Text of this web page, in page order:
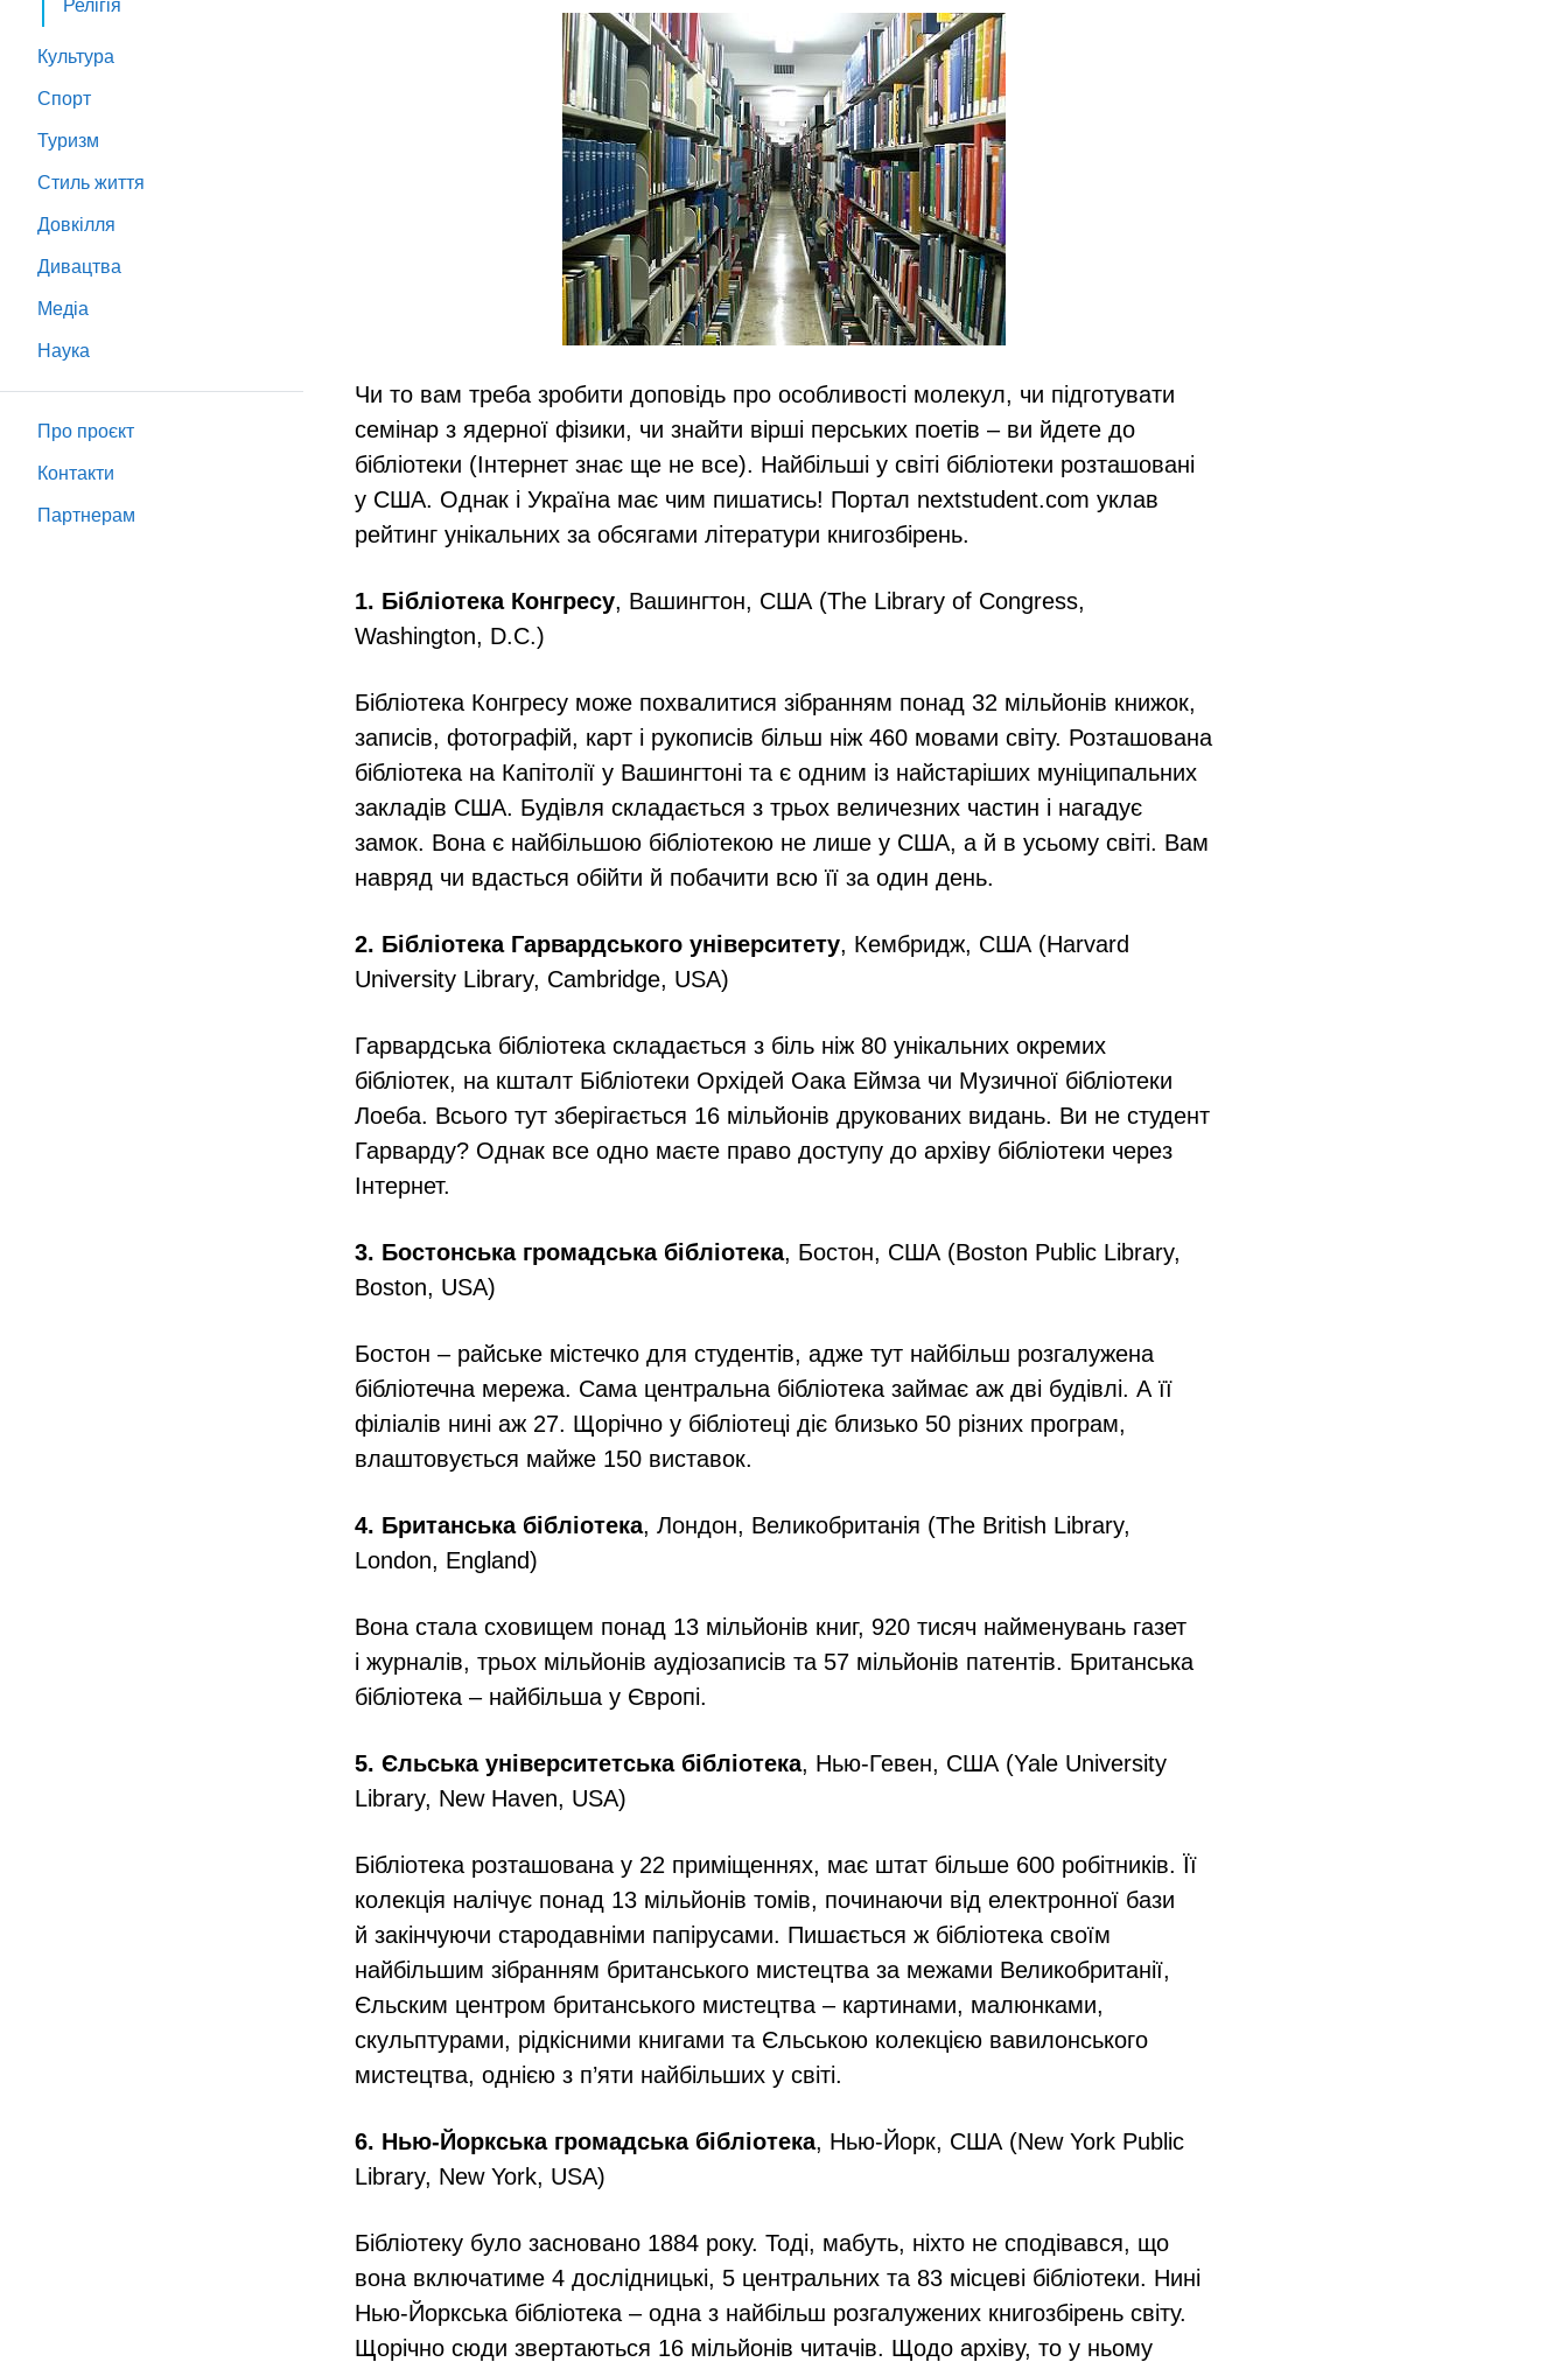
Релігія
Культура
Спорт
Туризм
Стиль життя
Довкілля
Дивацтва
Медіа
Наука
Про проєкт
Контакти
Партнeрам
Чи то вам треба зробити доповідь про особливості молекул, чи підготувати
семінар з ядерної фізики, чи знайти вірші перських поетів – ви йдете до
бібліотеки (Інтернет знає ще не все). Найбільші у світі бібліотеки розташовані
у США. Однак і Україна має чим пишатись! Портал nextstudent.com уклав
рейтинг унікальних за обсягами літератури книгозбірень.
1. Бібліотека Конгресу, Вашингтон, США (The Library of Congress,
Washington, D.C.)
Бібліотека Конгресу може похвалитися зібранням понад 32 мільйонів книжок,
записів, фотографій, карт і рукописів більш ніж 460 мовами світу. Розташована
бібліотека на Капітолії у Вашингтоні та є одним із найстаріших муніципальних
закладів США. Будівля складається з трьох величезних частин і нагадує
замок. Вона є найбільшою бібліотекою не лише у США, а й в усьому світі. Вам
навряд чи вдасться обійти й побачити всю її за один день.
2. Бібліотека Гарвардського університету, Кембридж, США (Harvard
University Library, Cambridge, USA)
Гарвардська бібліотека складається з біль ніж 80 унікальних окремих
бібліотек, на кшталт Бібліотеки Орхідей Оака Еймза чи Музичної бібліотеки
Лоеба. Всього тут зберігається 16 мільйонів друкованих видань. Ви не студент
Гарварду? Однак все одно маєте право доступу до архіву бібліотеки через
Інтернет.
3. Бостонська громадська бібліотека, Бостон, США (Boston Public Library,
Boston, USA)
Бостон – райське містечко для студентів, адже тут найбільш розгалужена
бібліотечна мережа. Сама центральна бібліотека займає аж дві будівлі. А її
філіалів нині аж 27. Щорічно у бібліотеці діє близько 50 різних програм,
влаштовується майже 150 виставок.
4. Британська бібліотека, Лондон, Великобританія (The British Library,
London, England)
Вона стала сховищем понад 13 мільйонів книг, 920 тисяч найменувань газет
і журналів, трьох мільйонів аудіозаписів та 57 мільйонів патентів. Британська
бібліотека – найбільша у Європі.
5. Єльська університетська бібліотека, Нью-Гевен, США (Yale University
Library, New Haven, USA)
Бібліотека розташована у 22 приміщеннях, має штат більше 600 робітників. Її
колекція налічує понад 13 мільйонів томів, починаючи від електронної бази
й закінчуючи стародавніми папірусами. Пишається ж бібліотека своїм
найбільшим зібранням британського мистецтва за межами Великобританії,
Єльским центром британського мистецтва – картинами, малюнками,
скульптурами, рідкісними книгами та Єльською колекцією вавилонського
мистецтва, однією з п’яти найбільших у світі.
6. Нью-Йоркська громадська бібліотека, Нью-Йорк, США (New York Public
Library, New York, USA)
Бібліотеку було засновано 1884 року. Тоді, мабуть, ніхто не сподівався, що
вона включатиме 4 дослідницькі, 5 центральних та 83 місцеві бібліотеки. Нині
Нью-Йоркська бібліотека – одна з найбільш розгалужених книгозбірень світу.
Щорічно сюди звертаються 16 мільйонів читачів. Щодо архіву, то у ньому